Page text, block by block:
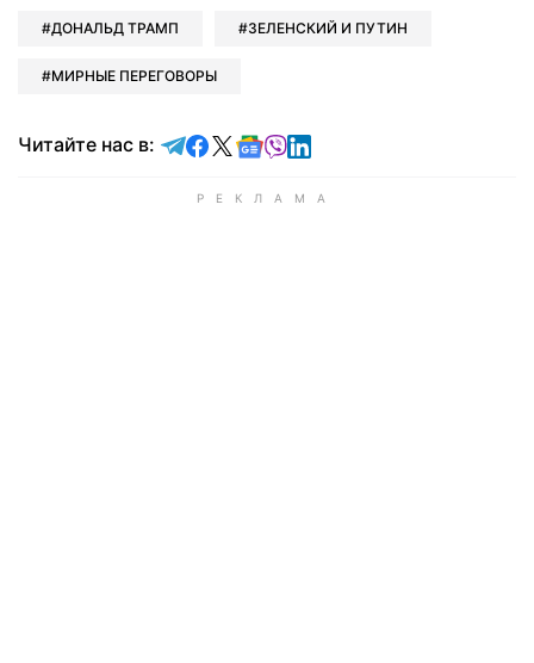
ДОНАЛЬД ТРАМП ЗЕЛЕНСКИЙ И ПУТИН
МИРНЫЕ ПЕРЕГОВОРЫ
Читайте нас в: Читайте в Telegram
Читайте в Facebook
Читайте в X
Читайте в Google news
Читайте в Viber
Читайте в LinkedIn